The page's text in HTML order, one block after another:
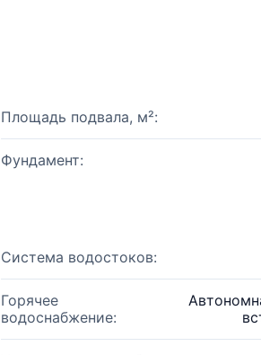
Площадь подвала, м²:
Фундамент:
Система водостоков:
Горячее
водоснабжение: